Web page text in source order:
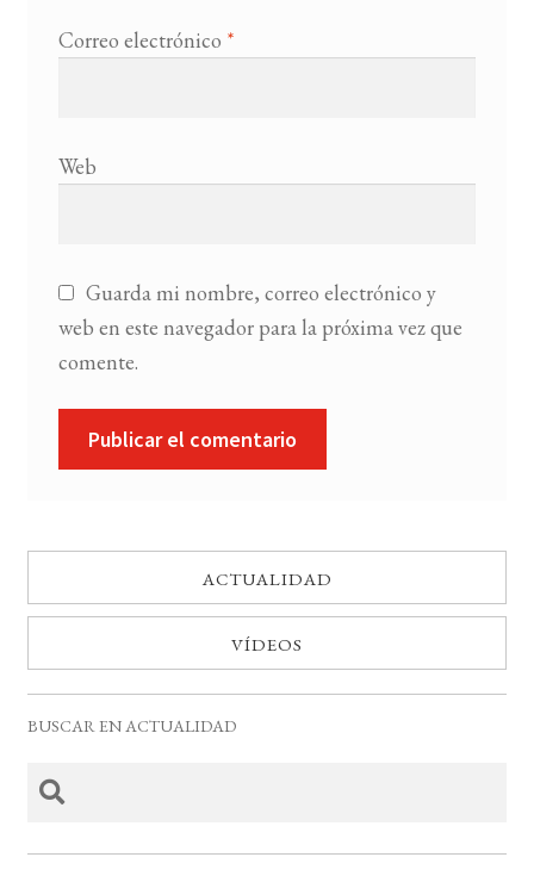
Correo electrónico *
Web
Guarda mi nombre, correo electrónico y
web en este navegador para la próxima vez que
comente.
ACTUALIDAD
VÍDEOS
BUSCAR EN ACTUALIDAD